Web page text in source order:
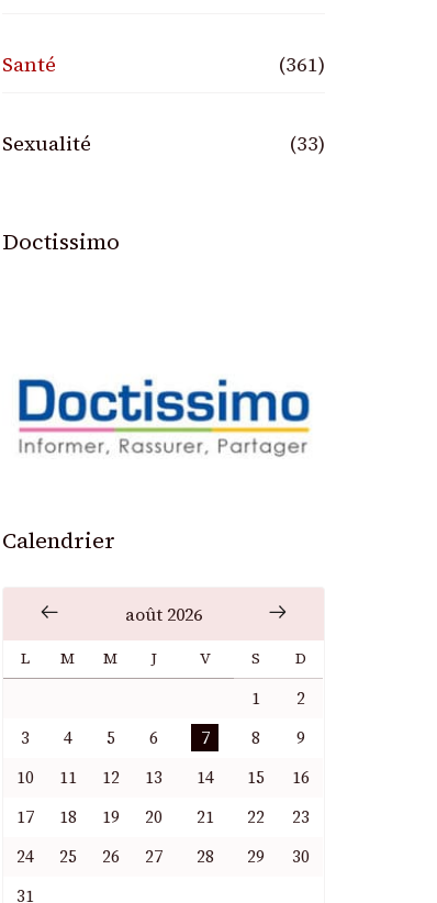
Santé (361)
Sexualité (33)
Doctissimo
Calendrier
août 2026
L M M J V S D
1
2
3
4 5 6 7 8
9
10
11 12 13 14 15
16
17
18 19 20 21 22
23
24
25 26 27 28 29
30
31